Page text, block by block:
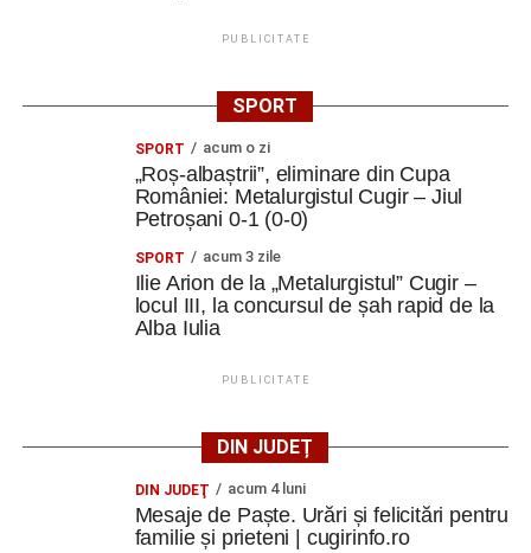
PUBLICITATE
SPORT
SPORT acum o zi
„Roș-albaștrii”, eliminare din Cupa
României: Metalurgistul Cugir – Jiul
Petroșani 0-1 (0-0)
SPORT acum 3 zile
Ilie Arion de la „Metalurgistul” Cugir –
locul III, la concursul de șah rapid de la
Alba Iulia
PUBLICITATE
DIN JUDEȚ
DIN JUDEŢ acum 4 luni
Mesaje de Paște. Urări și felicitări pentru
familie și prieteni | cugirinfo.ro